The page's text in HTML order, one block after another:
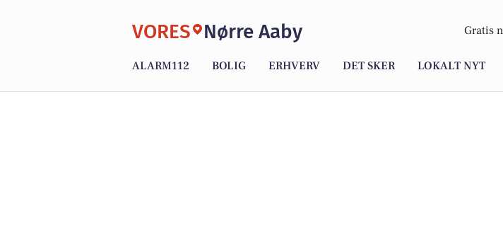
VORES Nørre Aaby Gratis
ALARM112 BOLIG ERHVERV DET SKER LOKALT NYT